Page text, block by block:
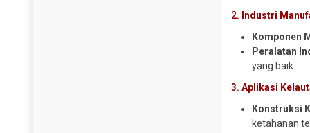
2. Industri
Komponen
Peralatan
yang baik.
3.Aplikasi
Konstruksi
ketahanan